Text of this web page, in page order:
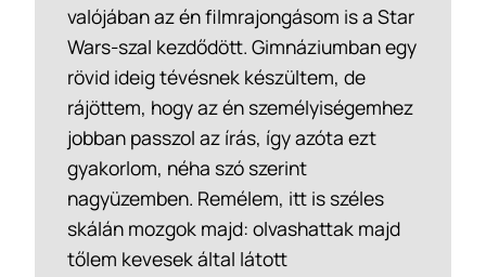
valójában az én filmrajongásom is a Star
Wars-szal kezdődött. Gimnáziumban egy
rövid ideig tévésnek készültem, de
rájöttem, hogy az én személyiségemhez
jobban passzol az írás, így azóta ezt
gyakorlom, néha szó szerint
nagyüzemben. Remélem, itt is széles
skálán mozgok majd: olvashattak majd
tőlem kevesek által látott